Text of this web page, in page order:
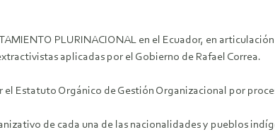
PLURINACIONAL en el Ecuador, en
aplicadas por el Gobierno de Rafael Correa.
el Estatuto Orgánico de Gestión Organizacional por
de cada una de las nacionalidades y pueblos